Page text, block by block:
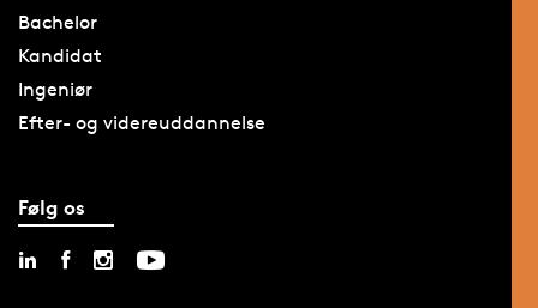
Bachelor
Kandidat
Ingeniør
Efter- og videreuddannelse
Følg os